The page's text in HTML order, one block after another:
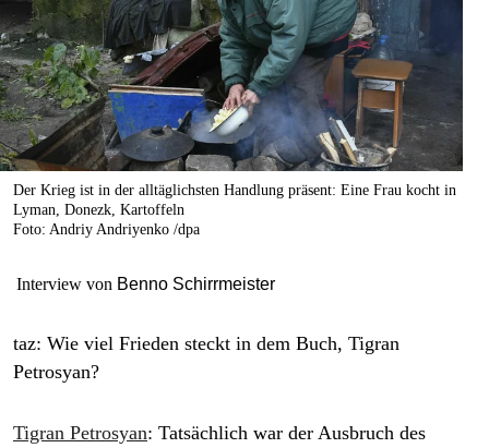
nord
wahrheit
verlag
verlag
veranstaltungen
unterstützen
genossenschaft
Der Krieg ist in der alltäglichsten Handlung präsent: Eine Frau kocht in
Lyman, Donezk, Kartoffeln
Foto: Andriy Andriyenko /dpa
Interview von Benno Schirrmeister
taz: Wie viel Frieden steckt in dem Buch, Tigran
Petrosyan?
Tigran Petrosyan: Tatsächlich war der Ausbruch des